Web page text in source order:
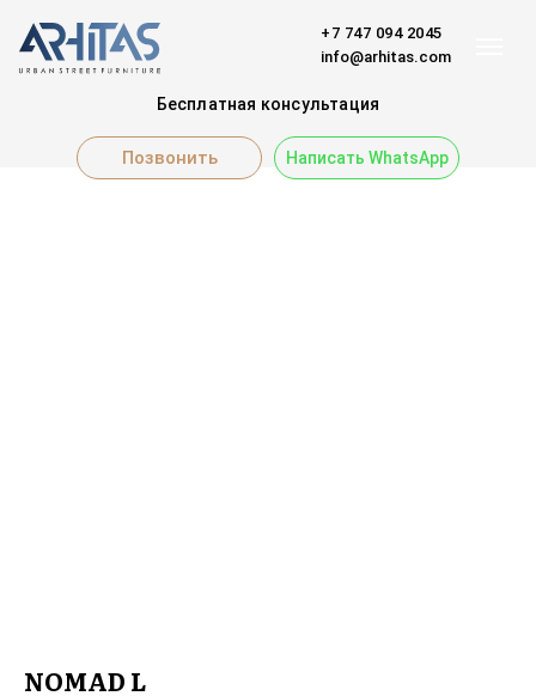
+7 747 094 2045
info@arhitas.com
Позвонить
Бесплатная консультация
Написать WhatsApp
NOMAD L